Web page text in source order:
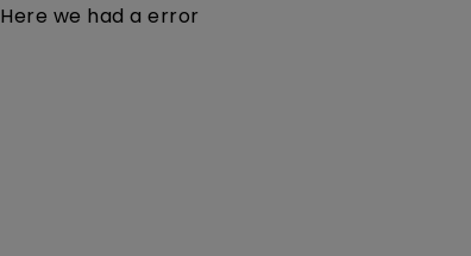
Here we had a error